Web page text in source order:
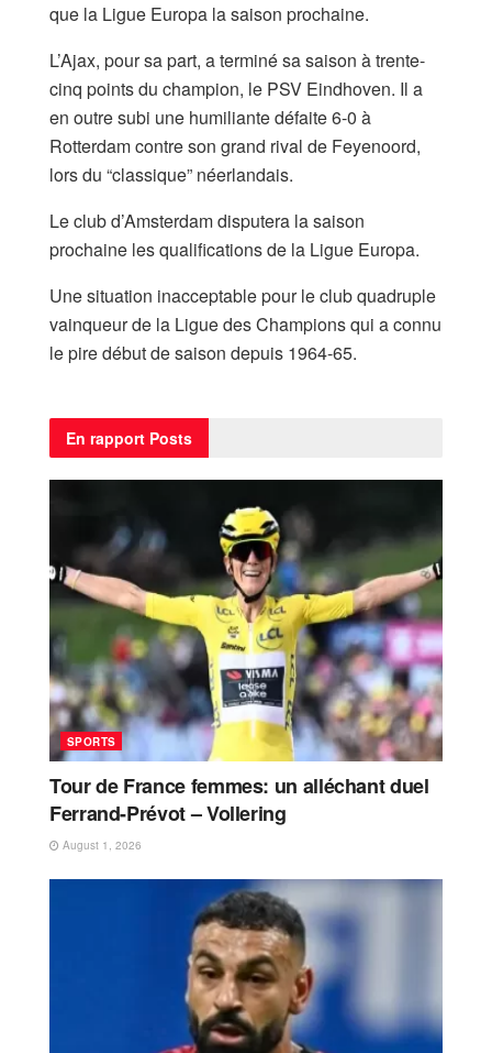
que la Ligue Europa la saison prochaine.
L’Ajax, pour sa part, a terminé sa saison à trente-
cinq points du champion, le PSV Eindhoven. Il a
en outre subi une humiliante défaite 6-0 à
Rotterdam contre son grand rival de Feyenoord,
lors du “classique” néerlandais.
Le club d’Amsterdam disputera la saison
prochaine les qualifications de la Ligue Europa.
Une situation inacceptable pour le club quadruple
vainqueur de la Ligue des Champions qui a connu
le pire début de saison depuis 1964-65.
En rapport Posts
SPORTS
Tour de France femmes: un alléchant duel
Ferrand-Prévot – Vollering
August 1, 2026